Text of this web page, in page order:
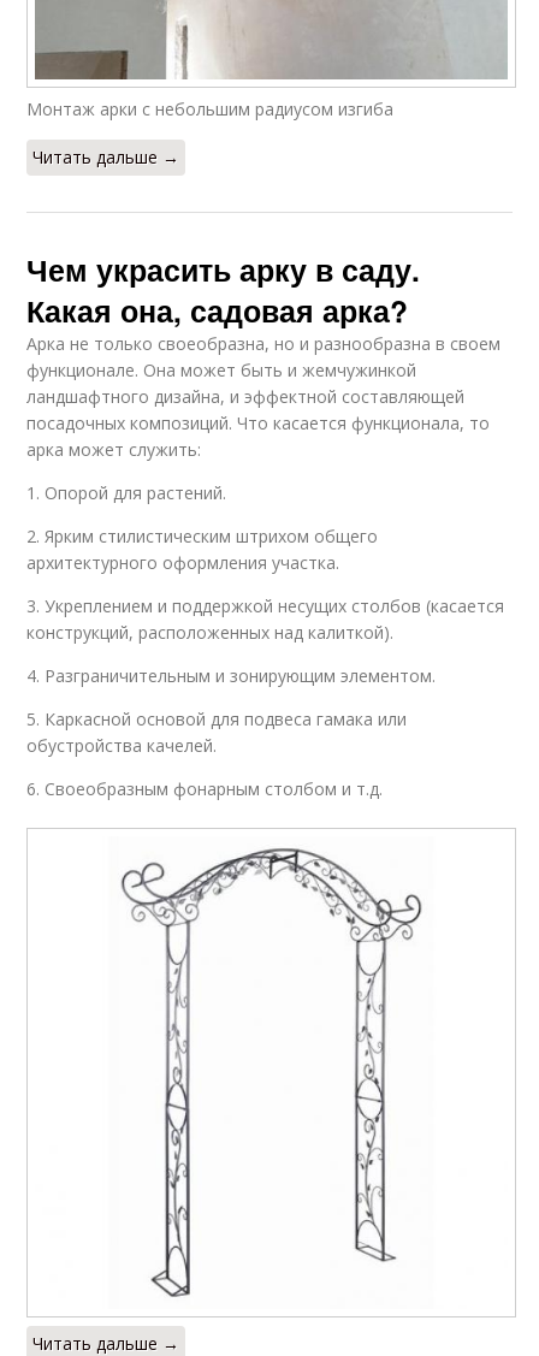
Монтаж арки с небольшим радиусом изгиба
Читать дальше →
Чем украсить арку в саду.
Какая она, садовая арка?
Арка не только своеобразна, но и разнообразна в своем
функционале. Она может быть и жемчужинкой
ландшафтного дизайна, и эффектной составляющей
посадочных композиций. Что касается функционала, то
арка может служить:
1. Опорой для растений.
2. Ярким стилистическим штрихом общего
архитектурного оформления участка.
3. Укреплением и поддержкой несущих столбов (касается
конструкций, расположенных над калиткой).
4. Разграничительным и зонирующим элементом.
5. Каркасной основой для подвеса гамака или
обустройства качелей.
6. Своеобразным фонарным столбом и т.д.
Читать дальше →